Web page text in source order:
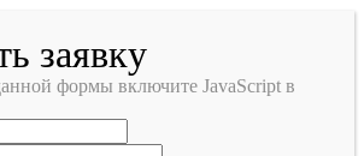
заявку
формы включите JavaScript в